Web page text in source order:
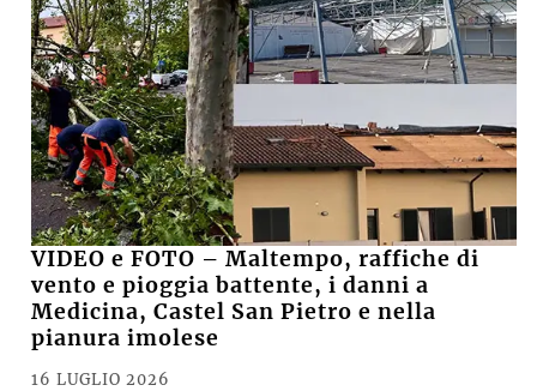
VIDEO e FOTO – Maltempo, raffiche di
vento e pioggia battente, i danni a
Medicina, Castel San Pietro e nella
pianura imolese
16 LUGLIO 2026